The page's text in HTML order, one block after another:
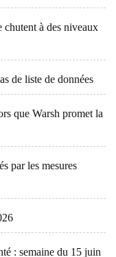
chutent à des niveaux
de liste de données
que Warsh promet la
par les mesures
: semaine du 15 juin